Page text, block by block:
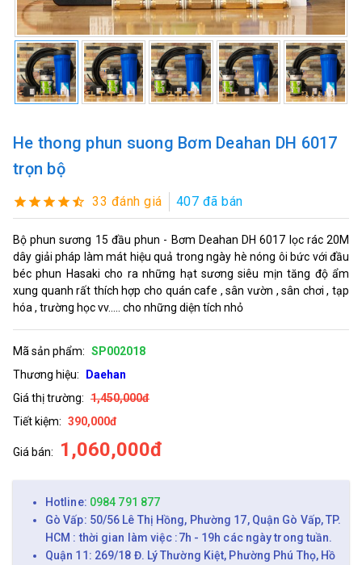
He thong phun suong Bơm Deahan DH 6017
trọn bộ
33 đánh giá 407 đã bán
Bộ phun sương 15 đầu phun - Bơm Deahan DH 6017 lọc rác 20M
dây giải pháp làm mát hiệu quả trong ngày hè nóng ôi bức với đầu
béc phun Hasaki cho ra những hạt sương siêu mịn tăng độ ẩm
xung quanh rất thích hợp cho quán cafe , sân vườn , sân chơi , tạp
hóa , trường học vv..... cho những diện tích nhỏ
Mã sản phẩm: SP002018
Thương hiệu:
Daehan
Giá thị trường: 1,450,000đ
Tiết kiệm: 390,000đ
Giá bán: 1,060,000đ
Hotline: 0984 791 877
Gò Vấp: 50/56 Lê Thị Hồng, Phường 17, Quận Gò Vấp, TP.
HCM : thời gian làm việc :7h - 19h các ngày trong tuần.
Quận 11: 269/18 Đ. Lý Thường Kiệt, Phường Phú Thọ, Hồ